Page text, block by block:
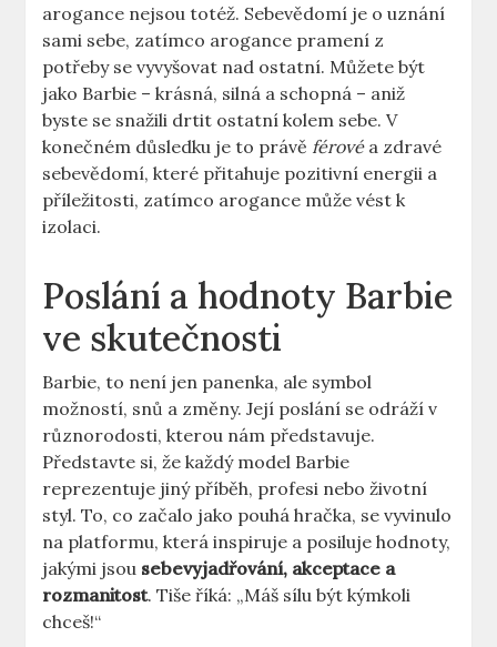
arogance nejsou totéž. Sebevědomí je o uznání
sami sebe, zatímco arogance pramení z
potřeby se vyvyšovat nad ostatní. Můžete být
jako Barbie – krásná, silná a schopná – aniž
byste se snažili drtit ostatní kolem sebe. V
konečném důsledku je to právě férovéa zdravé
sebevědomí, které přitahuje pozitivní energii a
příležitosti, zatímco arogance může vést k
izolaci.
Poslání a hodnoty Barbie
ve skutečnosti
Barbie, to není jen panenka, ale symbol
možností, snů a změny. Její poslání se odráží v
různorodosti, kterou nám představuje.
Představte si, že každý model Barbie
reprezentuje jiný příběh, profesi nebo životní
styl. To, co začalo jako pouhá hračka, se vyvinulo
na platformu, která inspiruje a posiluje hodnoty,
jakými jsou sebevyjadřování, akceptace a
rozmanitost. Tiše říká: „Máš sílu být kýmkoli
chceš!“